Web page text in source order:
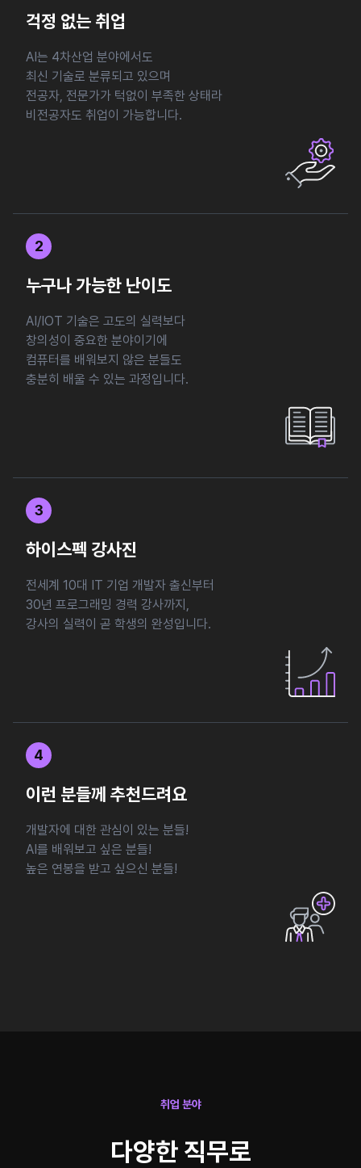
걱정 없는 취업
AI는 4차산업 분야에서도
최신 기술로 분류되고 있으며
전공자, 전문가가 턱없이 부족한 상태라
비전공자도 취업이 가능합니다.
2
누구나 가능한 난이도
AI/IOT 기술은 고도의 실력보다
창의성이 중요한 분야이기에
컴퓨터를 배워보지 않은 분들도
충분히 배울 수 있는 과정입니다.
3
하이스펙 강사진
전세계 10대 IT 기업 개발자 출신부터
30년 프로그래밍 경력 강사까지,
강사의 실력이 곧 학생의 완성입니다.
4
이런 분들께 추천드려요
개발자에 대한 관심이 있는 분들!
AI를 배워보고 싶은 분들!
높은 연봉을 받고 싶으신 분들!
취업 분야
다양한 직무로